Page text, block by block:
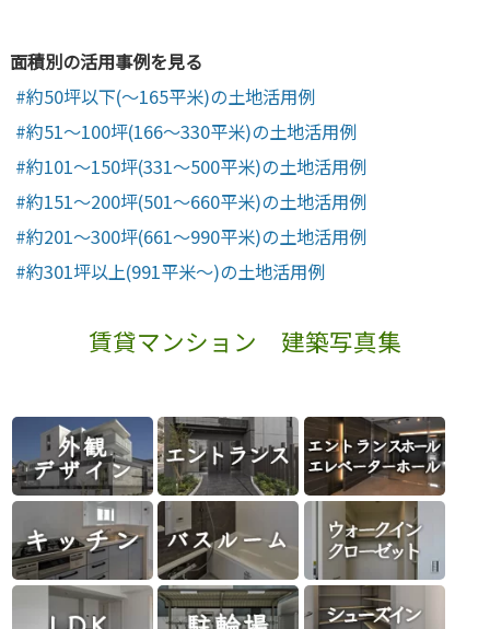
面積別の活用事例を見る
約50坪以下(～165平米)の土地活用例
約51～100坪(166～330平米)の土地活用例
約101～150坪(331～500平米)の土地活用例
約151～200坪(501～660平米)の土地活用例
約201～300坪(661～990平米)の土地活用例
約301坪以上(991平米～)の土地活用例
賃貸マンション 建築写真集